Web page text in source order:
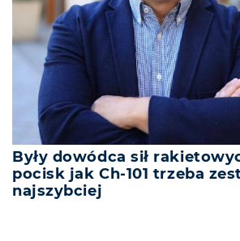
Były dowódca sił
pocisk jak Ch-101 trzeba
najszybciej